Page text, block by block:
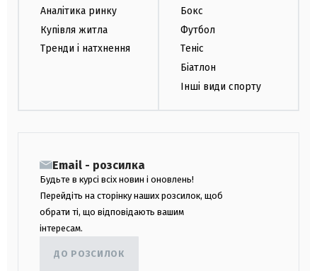
Аналітика ринку
Купівля житла
Тренди і натхнення
Бокс
Футбол
Теніс
Біатлон
Інші види спорту
Email - розсилка
Будьте в курсі всіх новин і оновлень!
Перейдіть на сторінку наших розсилок, щоб
обрати ті, що відповідають вашим
інтересам.
ДО РОЗСИЛОК